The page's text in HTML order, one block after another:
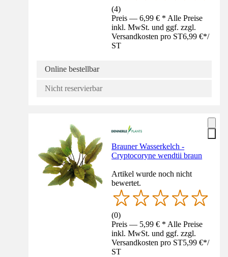
(4)
Preis — 6,99 € * Alle Preise
inkl. MwSt. und ggf. zzgl.
Versandkosten pro ST6,99 €*/
ST
Online bestellbar
Nicht reservierbar
Brauner Wasserkelch -
Cryptocoryne wendtii braun
Artikel wurde noch nicht
bewertet.
(0)
Preis — 5,99 € * Alle Preise
inkl. MwSt. und ggf. zzgl.
Versandkosten pro ST5,99 €*/
ST